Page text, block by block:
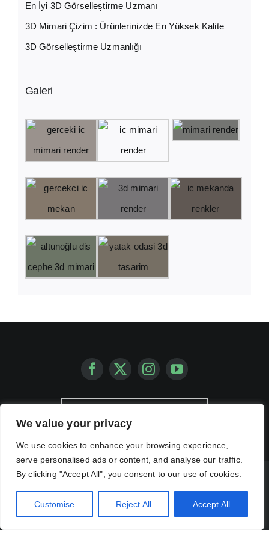
We value your privacy
We use cookies to enhance your browsing experience,
serve personalised ads or content, and analyse our traffic.
By clicking "Accept All", you consent to our use of cookies.
Customise Reject All Accept All
En İyi 3D Görselleştirme Uzmanı
3D Mimari Çizim : Ürünlerinizde En Yüksek Kalite
3D Görselleştirme Uzmanlığı
Galeri
Reserved | Powered by